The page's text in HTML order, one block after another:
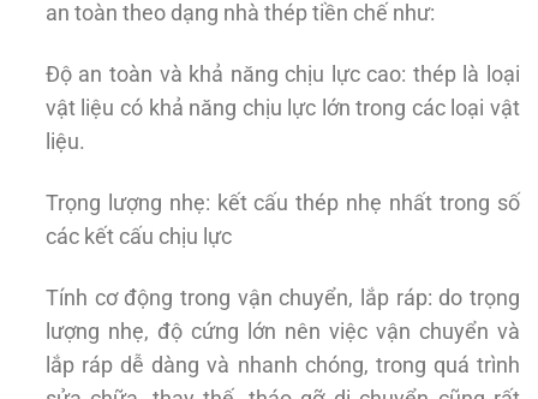
an toàn theo dạng nhà thép tiền chế như:
Độ an toàn và khả năng chịu lực cao: thép là loại
vật liệu có khả năng chịu lực lớn trong các loại vật
liệu.
Trọng lượng nhẹ: kết cấu thép nhẹ nhất trong số
các kết cấu chịu lực
Tính cơ động trong vận chuyển, lắp ráp: do trọng
lượng nhẹ, độ cứng lớn nên việc vận chuyển và
lắp ráp dễ dàng và nhanh chóng, trong quá trình